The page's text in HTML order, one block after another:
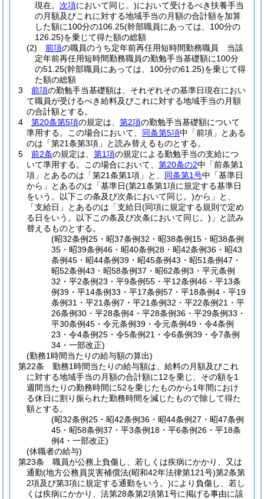
現在。 次項において同じ。)において受けるべき扶養手当
の月額及びこれに対する地域手当の月額の合計額を加算
した額に100分の106.25(幹部職員にあっては、100分の
126.25)を乗じて得た額の総額
(2)
前項の職員のうち定年前再任用短時間勤務職員 当該
定年前再任用短時間勤務職員の勤勉手当基礎額に100分
の51.25(幹部職員にあっては、100分の61.25)を乗じて得
た額の総額
3
前項の勤勉手当基礎額は、それぞれその基準日現在におい
て職員が受けるべき給料及びこれに対する地域手当の月額
の合計額とする。
4
第20条第5項の規定は、 第2項の勤勉手当基礎額について
準用する。
この場合において、 同条第5項中「前項」とある
のは「第21条第3項」と読み替えるものとする。
5
前2条の規定は、 第1項の規定による勤勉手当の支給につ
いて準用する。
この場合において、 第20条の2中「前条第1
項」とあるのは「第21条第1項」と、 同条第1号中「基準日
から」とあるのは「基準日(第21条第1項に規定する基準日
をいう。以下この条及び次条において同じ。)から」と、
「支給日」とあるのは「支給日(同項に規定する規則で定め
る日をいう。以下この条及び次条において同じ。) 」と読み
替えるものとする。
(昭32条例25・昭37条例32・昭38条例15・昭38条例
35・昭39条例46・昭40条例28・昭42条例36・昭43
条例45・昭44条例39・昭45条例43・昭51条例47・
昭52条例43・昭58条例37・昭62条例3・平元条例
32・平2条例23・平9条例55・平12条例46・平13条
例39・平14条例33・平17条例57・平18条例4・平19
条例31・平21条例7・平21条例32・平22条例21・平
26条例30・平28条例4・平28条例36・平29条例33・
平30条例45・令元条例39・令元条例49・令4条例
23・令4条例25・令5条例21・令6条例39・令7条例
34・一部改正)
(勤務1時間当たりの給与額の算出)
第22条
勤務1時間当たりの給与額は、給料の月額及びこれ
に対する地域手当の月額の合計額に12を乗じ、その額を1
週間当たりの勤務時間に52を乗じたものから1年間におけ
る休日に割り振られた勤務時間を減じたもので除して得た
額とする。
(昭32条例25・昭42条例36・昭44条例27・昭47条例
45・昭58条例37・平3条例18・平6条例26・平18条
例4・一部改正)
(休職者の給与)
第23条
職員が公務上負傷し、若しくは疾病にかかり、又は
通勤(地方公務員災害補償法(昭和42年法律第121号)第2条第
2項及び第3項に規定する通勤をいう。)により負傷し、若し
くは疾病にかかり、法第28条第2項第1号に掲げる事由に該